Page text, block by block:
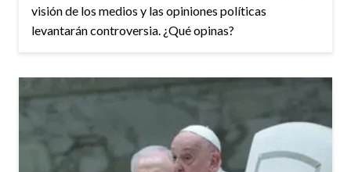
visión de los medios y las opiniones políticas
levantarán controversia. ¿Qué opinas?